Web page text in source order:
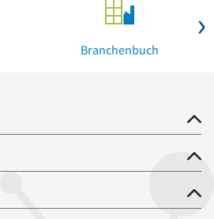
Branchenbuch